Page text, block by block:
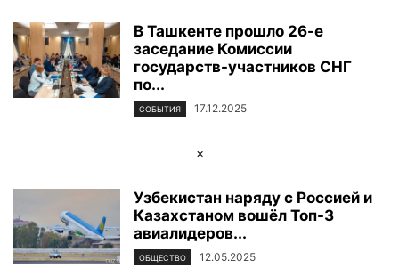
В Ташкенте прошло 26-е
заседание Комиссии
государств-участников СНГ
по...
СОБЫТИЯ 17.12.2025
×
Узбекистан наряду с Россией и
Казахстаном вошёл Топ-3
авиалидеров...
ОБЩЕСТВО 12.05.2025